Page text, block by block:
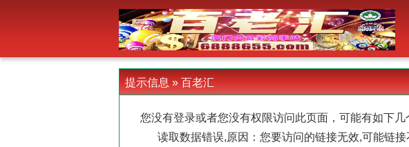
提示信息 » 百老汇
您没有登录或者您没有权限访问此页面，可能有如下几
读取数据错误,原因：您要访问的链接无效,可能链